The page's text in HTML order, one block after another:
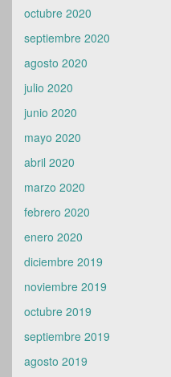
octubre 2020
septiembre 2020
agosto 2020
julio 2020
junio 2020
mayo 2020
abril 2020
marzo 2020
febrero 2020
enero 2020
diciembre 2019
noviembre 2019
octubre 2019
septiembre 2019
agosto 2019